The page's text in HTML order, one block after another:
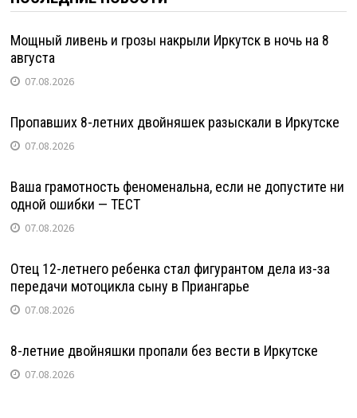
Мощный ливень и грозы накрыли Иркутск в ночь на 8
августа
07.08.2026
Пропавших 8-летних двойняшек разыскали в Иркутске
07.08.2026
Ваша грамотность феноменальна, если не допустите ни
одной ошибки — ТЕСТ
07.08.2026
Отец 12-летнего ребенка стал фигурантом дела из-за
передачи мотоцикла сыну в Приангарье
07.08.2026
8-летние двойняшки пропали без вести в Иркутске
07.08.2026